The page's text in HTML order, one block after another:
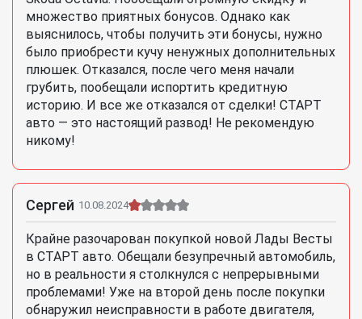
множество приятных бонусов. Однако как
выяснилось, чтобы получить эти бонусы, нужно
было приобрести кучу ненужных дополнительных
плюшек. Отказался, после чего меня начали
грубить, пообещали испортить кредитную
историю. И все же отказался от сделки! СТАРТ
авто — это настоящий развод! Не рекомендую
никому!
Сергей 10.08.2024
Крайне разочарован покупкой новой Лады Весты
в СТАРТ авто. Обещали безупречный автомобиль,
но в реальности я столкнулся с непрерывными
проблемами! Уже на второй день после покупки
обнаружил неисправности в работе двигателя,